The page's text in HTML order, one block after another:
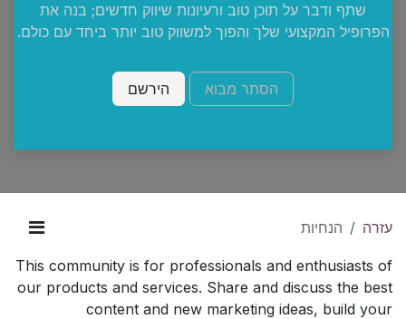
שתף ודבר על תוכן טוב ורעיונות שיווק חדשים; בנה את
הפרופיל המקצועי שלך והפוך למשווק טוב יותר ביחד עם כולם.
הסתר מבוא הירשם
עזרה הנחיות
This community is for professionals and enthusiasts of
our products and services. Share and discuss the best
content and new marketing ideas, build your